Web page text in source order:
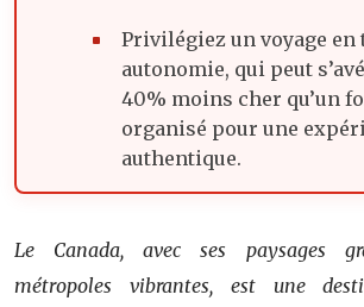
Privilégiez un voyage en
autonomie, qui peut
40% moins cher qu’un
organisé pour une
authentique.
Le Canada, avec ses paysages
métropoles vibrantes, est une